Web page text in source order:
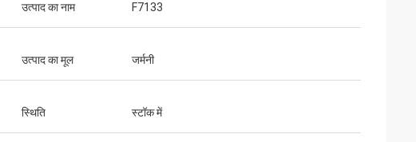
उत्पाद का नाम F7133
उत्पाद का मूल जर्मनी
स्थिति स्टॉक में